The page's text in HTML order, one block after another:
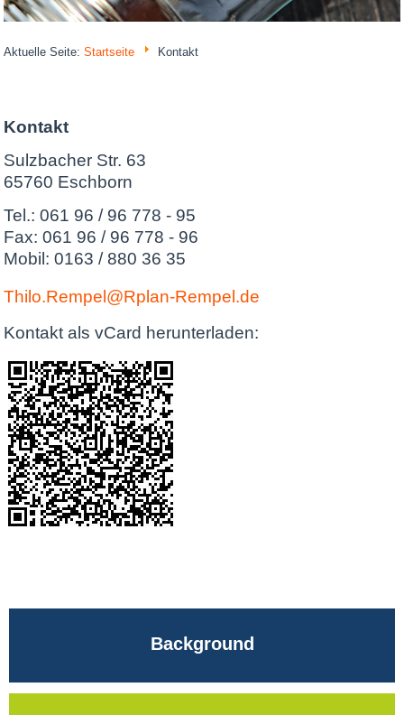
Aktuelle Seite:Startseite Kontakt
Kontakt
Sulzbacher Str. 63
65760 Eschborn
Tel.: 061 96 / 96 778 - 95
Fax: 061 96 / 96 778 - 96
Mobil: 0163 / 880 36 35
Thilo.Rempel@Rplan-Rempel.de
Kontakt als vCard herunterladen:
Background